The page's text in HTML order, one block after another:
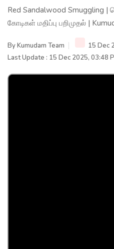
Red Sandalwood Smuggling |
கோடிகள் மதிப்பு பறிமுதல் |
ByKumudam Team
15 Dec
Last Update : 15 Dec 2025, 03:48